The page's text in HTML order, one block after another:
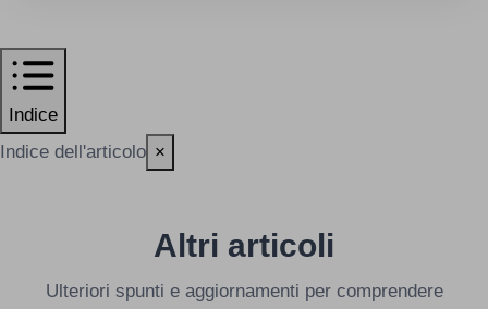
Indice
Indice dell'articolo ×
Altri articoli
Ulteriori spunti e aggiornamenti per comprendere